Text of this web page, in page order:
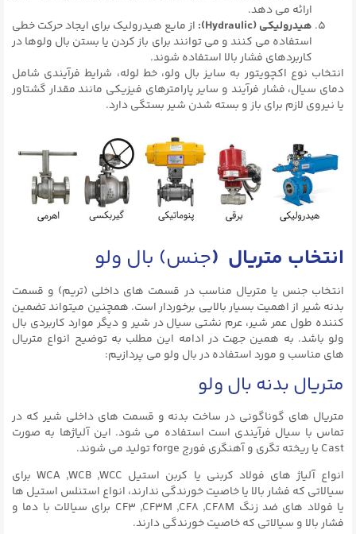
ارائه می دهد.
هیدرولیکی (Hydraulic):
از مایع هیدرولیک برای ایجاد حرکت خطی
استفاده می کنند و می توانند برای باز کردن یا بستن بال ولوها در
کاربردهای فشار بالا استفاده شوند.
انتخاب نوع اکچویتور به سایز بال ولو، خط لوله، شرایط فرآیندی شامل
دمای سیال، فشار فرآیند و سایر پارامترهای فیزیکی مانند مقدار گشتاور
یا نیروی لازم برای باز و بسته شدن شیر بستگی دارد.
انتخاب متریال (جنس) بال ولو
انتخاب جنس یا متریال مناسب در قسمت های داخلی (تریم) و قسمت
بدنه شیر از اهمیت بسیار بالایی برخوردار است. همچنین میتواند تضمین
کننده طول عمر شیر، عرم نشتی سیال در شیر و دیگر موارد کاربردی بال
ولو باشد. به همین جهت در ادامه این مطلب به توضیح انواع متریال
های مناسب و مورد استفاده در بال ولو می پردازیم:
متریال بدنه بال ولو
متریال های گوناگونی در ساخت بدنه و قسمت های داخلی شیر که در
تماس با سیال فرآیندی است استفاده می شود. این آلیاژها به صورت
Cast یا ریخته تگری و آهنگری فورج forge تولید می شوند.
انواع آلیاژ های فولاد کربنی یا کربن استیل WCA ,WCB ,WCC برای
سیالاتی که فشار بالا یا خاصیت خورندگی ندارند، انواع استنلس استیل ها
یا فولاد های ضد زنگ CF3 ,CF3M ,CF8 ,CF8M برای سیالات با دما و
فشار بالا و سیالاتی که خاصیت خورندگی دارند.